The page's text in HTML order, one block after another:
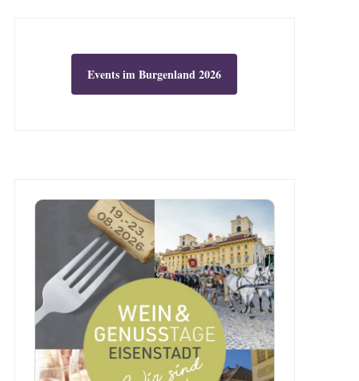
Events im Burgenland 2026